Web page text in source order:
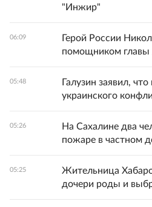
"Инжир"
06:09
Герой России
помощником главы
05:48
Галузин заявил,
украинского
05:26
На Сахалине два
пожаре в частном
05:25
Жительница
дочери роды и